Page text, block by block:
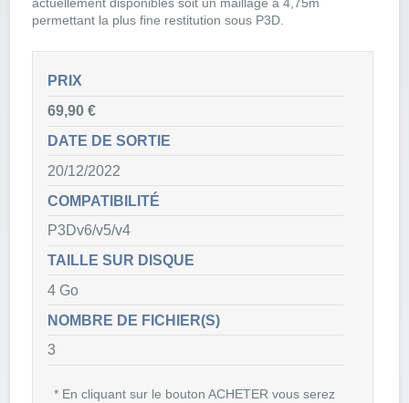
permettant la plus fine restitution sous P3D.
PRIX
69,90 €
DATE DE SORTIE
20/12/2022
COMPATIBILITÉ
P3Dv6/v5/v4
TAILLE SUR DISQUE
4 Go
NOMBRE DE FICHIER(S)
3
* En cliquant sur le bouton ACHETER vous serez